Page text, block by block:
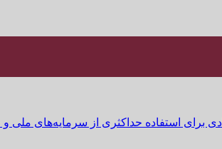
برای استفاده حداکثری از سرمایه‌های ملی